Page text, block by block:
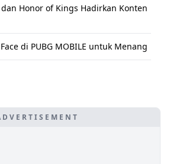
dan Honor of Kings Hadirkan Konten
di PUBG MOBILE untuk Menang